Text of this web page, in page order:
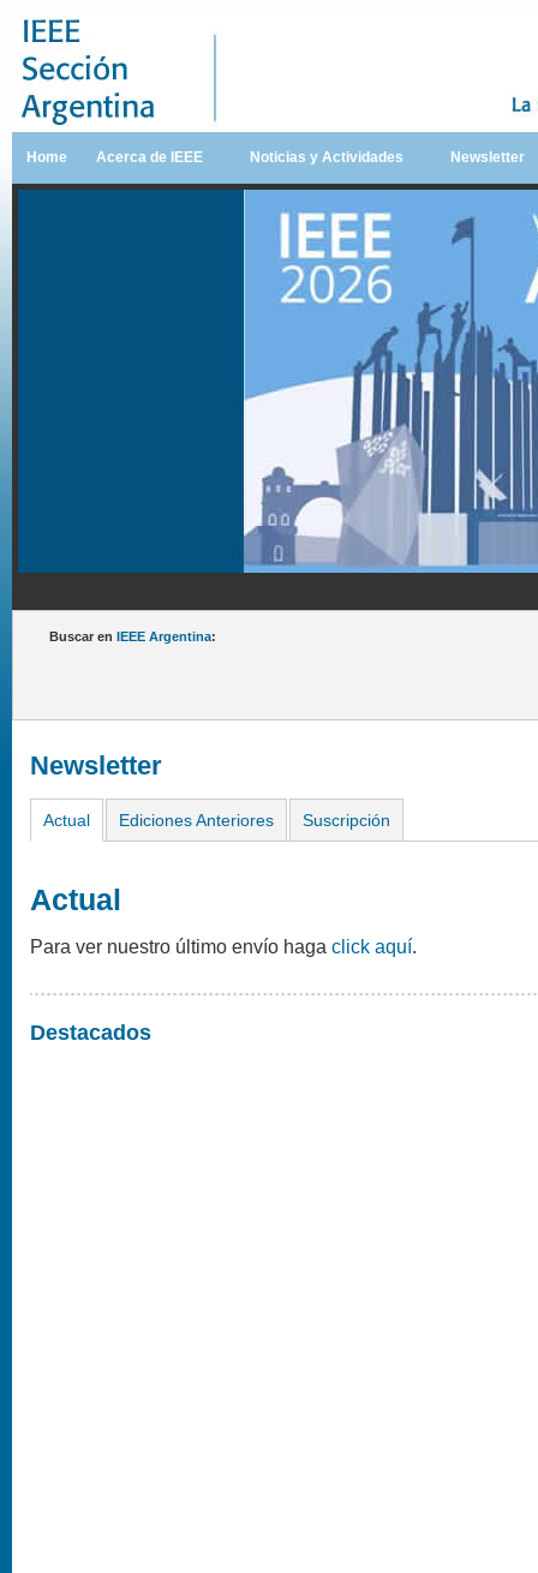
Home Acerca de IEEE Noticias y Actividades Newsletter
Buscar en IEEE Argentina:
Newsletter
Actual Ediciones Anteriores Suscripción
Actual
Para ver nuestro último envío haga click aquí.
Destacados